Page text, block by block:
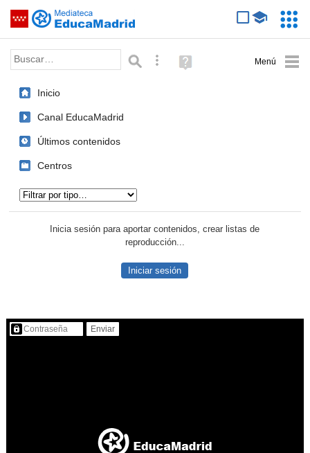
Saltar navegación
Palabra o frase: Búsqueda avanzada
Ayuda
(en
Inicio
Canal EducaMadrid
Últimos contenidos
Centros
Inicia sesión para aportar contenidos, crear listas de
reproducción...
Iniciar sesión
Contenido protegido…